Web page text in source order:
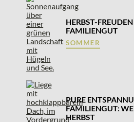
HERBST-
FAMILIENGUT
SOMMER
PURE
FAMILIENGUT:
HERBST